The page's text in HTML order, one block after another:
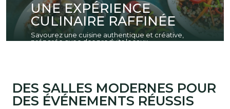
UNE EXPÉRIENCE
CULINAIRE RAFFINÉE
Savourez une cuisine authentique et créative,
préparée avec des produits locaux.
DES SALLES MODERNES POUR
DES ÉVÉNEMENTS RÉUSSIS